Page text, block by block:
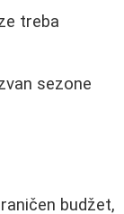
treba
sezone
budžet,